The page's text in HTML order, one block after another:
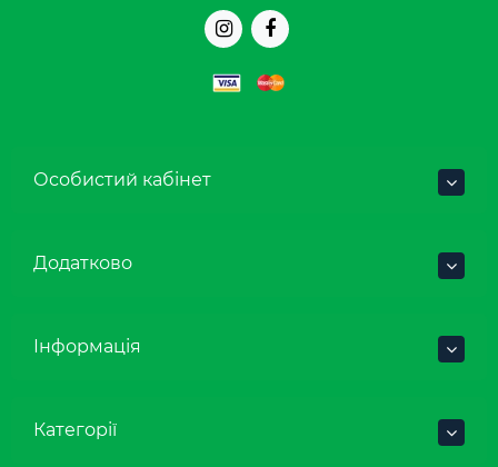
Особистий кабінет
Додатково
Інформація
Категорії